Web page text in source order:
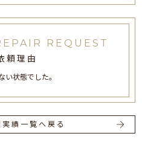
REQUEST
頼理由
状態でした。
績一覧へ戻る